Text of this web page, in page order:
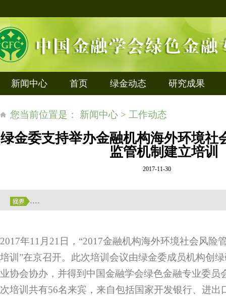
新闻中心 首页 绿金动态 研究成果
您当前位置是： 新闻中心 > 工作动态
绿金委支持举办金融机构海外环境社
监管机制建立培训
2017-11-30
....
2017年11月21日，“2017金融机构海外环境社会风险
培训”在京召开。此次培训会议由绿金委成员机构创
业协会协办，并得到中国金融学会绿色金融专业委员
次培训共有56名来宾，来自包括国家开发银行、进出